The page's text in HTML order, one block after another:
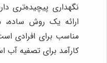
نگهداری پیچیده‌تری
ارائه یک روش ساده،
مناسب برای افرادی
کارآمد برای تصفیه